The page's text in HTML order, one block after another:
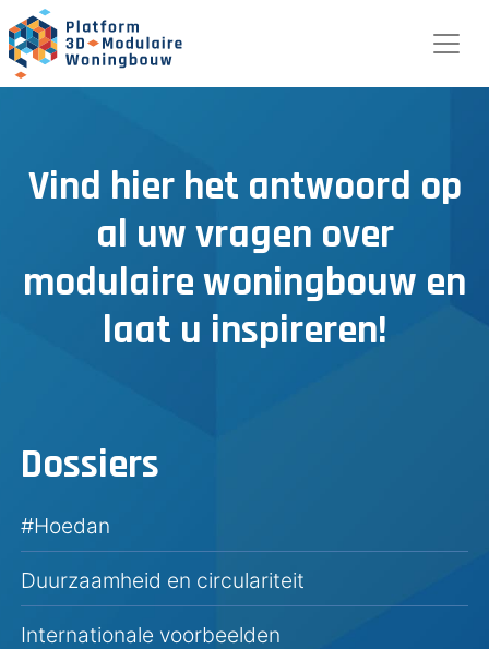
Vind hier het antwoord op
al uw vragen over
modulaire woningbouw en
laat u inspireren!
Dossiers
#Hoedan
Duurzaamheid en circulariteit
Internationale voorbeelden